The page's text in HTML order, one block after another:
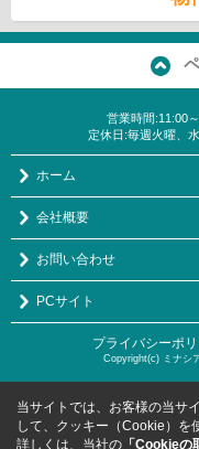
営業時間:11:00
定休日:毎週火曜、
ホーム
会社概要
お問い合わせ
PCサイト
プライバシーポ
Copyright(c) ミナシ
当サイトでは、お客様の当サ
して、クッキー（Cookie）を
詳しくは、当社の 「Cookieの